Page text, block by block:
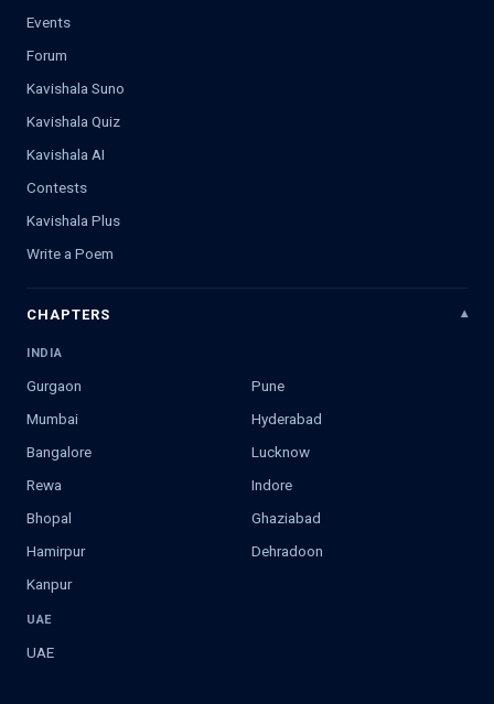
Events
Forum
Kavishala Suno
Kavishala Quiz
Kavishala AI
Contests
Kavishala Plus
Write a Poem
CHAPTERS
INDIA
Gurgaon
Pune
Mumbai
Hyderabad
Bangalore
Lucknow
Rewa
Indore
Bhopal
Ghaziabad
Hamirpur
Dehradoon
Kanpur
UAE
UAE